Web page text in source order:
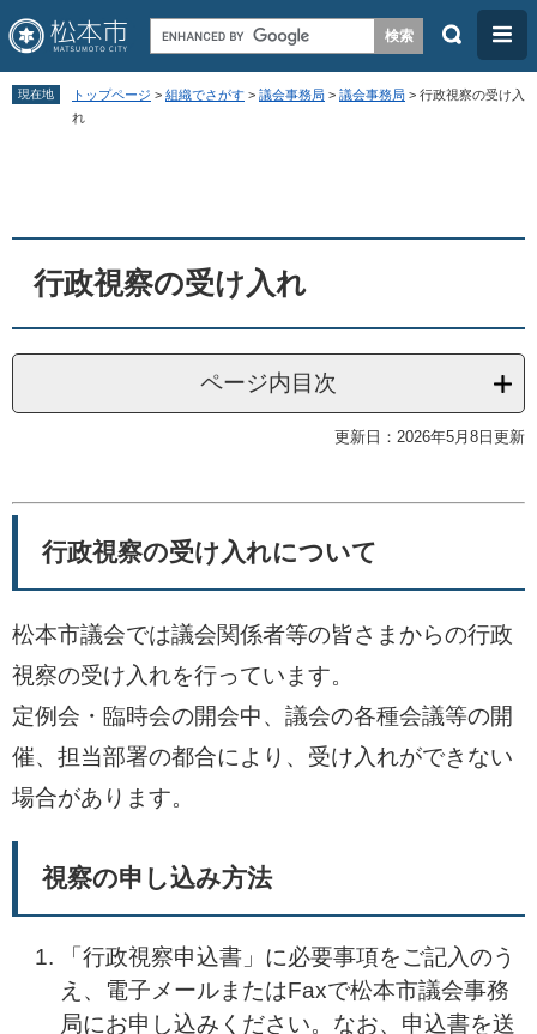
ペ
す
。
メ
し
て
検
メ
ニ
ュ
現在地 トップページ > 組織でさがす > 議会事務局 > 議会事務局 > 行政視察の受け入
れ
行政視察の受け入れ
ページ内目次
更新日：2026年5月8日更新
行政視察の受け入れについて
松本市議会では議会関係者等の皆さまからの行政
視察の受け入れを行っています。
定例会・臨時会の開会中、議会の各種会議等の開
催、担当部署の都合により、受け入れができない
場合があります。
視察の申し込み方法
「行政視察申込書」に必要事項をご記入のう
え、電子メールまたはFaxで松本市議会事務
局にお申し込みください。なお、申込書を送